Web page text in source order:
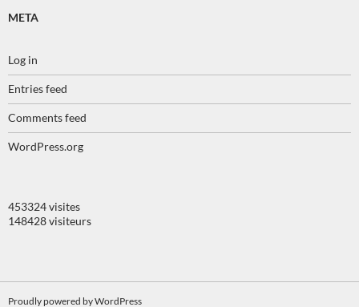
META
Log in
Entries feed
Comments feed
WordPress.org
453324 visites
148428 visiteurs
Proudly powered by WordPress